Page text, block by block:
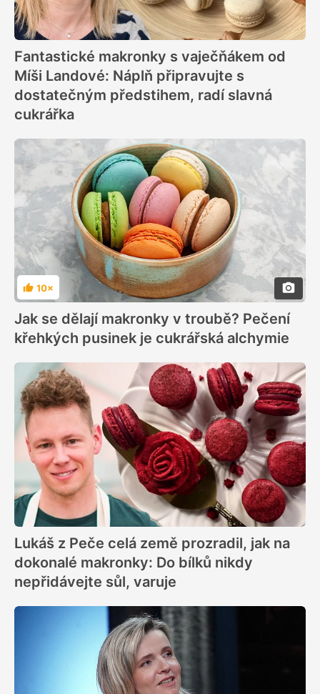
Fantastické makronky s vaječňákem od
Míši Landové: Náplň připravujte s
dostatečným předstihem, radí slavná
cukrářka
Hodnocení
10×
Jak se dělají makronky v troubě? Pečení
křehkých pusinek je cukrářská alchymie
Lukáš z Peče celá země prozradil, jak na
dokonalé makronky: Do bílků nikdy
nepřidávejte sůl, varuje